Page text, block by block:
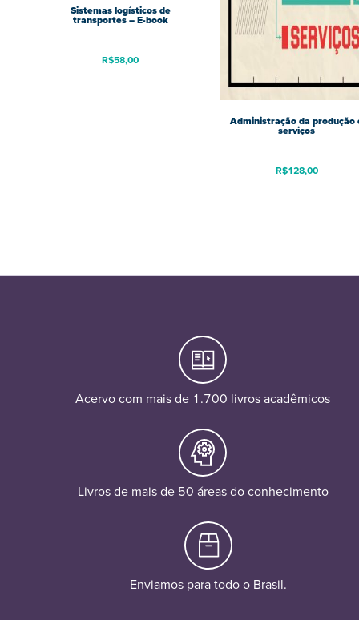
Sistemas logísticos de
transportes – E-book
R$58,00
Administração da produção
serviços
R$128,00
Acervo com mais de 1.700 livros acadêmicos
Livros de mais de 50 áreas do conhecimento
Enviamos para todo o Brasil.